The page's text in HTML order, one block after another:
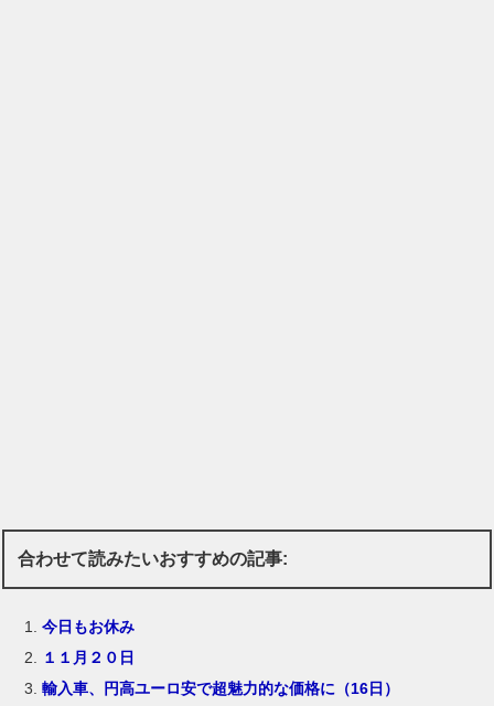
合わせて読みたいおすすめの記事:
今日もお休み
１１月２０日
輸入車、円高ユーロ安で超魅力的な価格に（16日）